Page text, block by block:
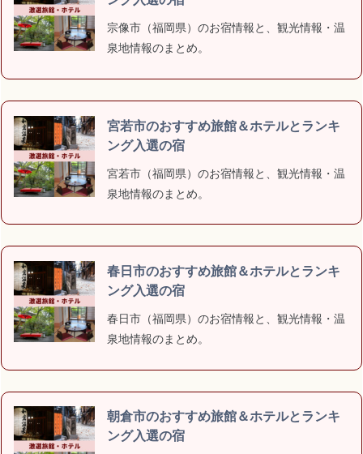
宗像市（福岡県）のお宿情報と、観光情報・温
泉地情報のまとめ。
宮若市のおすすめ旅館＆ホテルとランキ
ング入選の宿
宮若市（福岡県）のお宿情報と、観光情報・温
泉地情報のまとめ。
春日市のおすすめ旅館＆ホテルとランキ
ング入選の宿
春日市（福岡県）のお宿情報と、観光情報・温
泉地情報のまとめ。
朝倉市のおすすめ旅館＆ホテルとランキ
ング入選の宿